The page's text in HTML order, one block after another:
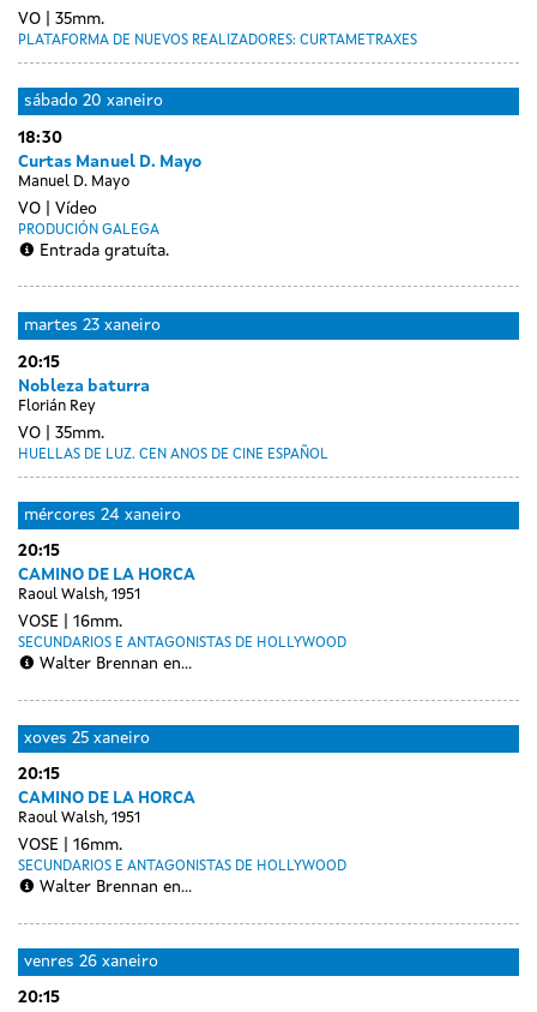
VO 35mm.
PLATAFORMA DE NUEVOS REALIZADORES: CURTAMETRAXES
sábado 20 xaneiro
18:30
Curtas Manuel D. Mayo
Manuel D. Mayo
VO Vídeo
PRODUCIÓN GALEGA
Entrada gratuíta.
luns
xaneiro
Day
without
sessions
martes 23 xaneiro
20:15
Nobleza baturra
Florián Rey
VO 35mm.
HUELLAS DE LUZ. CEN ANOS DE CINE ESPAÑOL
mércores 24 xaneiro
20:15
CAMINO DE LA HORCA
Raoul Walsh, 1951
VOSE 16mm.
SECUNDARIOS E ANTAGONISTAS DE HOLLYWOOD
Walter Brennan en...
xoves 25 xaneiro
20:15
CAMINO DE LA HORCA
Raoul Walsh, 1951
VOSE 16mm.
SECUNDARIOS E ANTAGONISTAS DE HOLLYWOOD
Walter Brennan en...
venres 26 xaneiro
20:15